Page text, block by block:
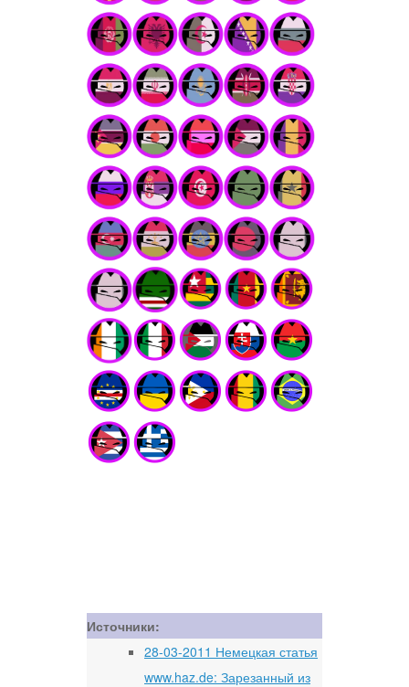
Источники:
28-03-2011 Немецкая статья
www.haz.de: Зарезанный из